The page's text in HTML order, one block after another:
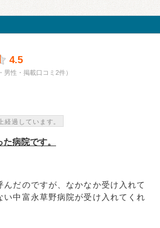
4.5
男性・掲載口コミ2件）
経過しています。
病院です。
だのですが、なかなか受け入れて
い中富永草野病院が受け入れてくれ